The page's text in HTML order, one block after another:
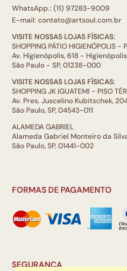
WhatsApp.: (11) 97283-9009
E-mail: contato@artsoul.com.br
VISITE NOSSAS LOJAS FÍSICAS:
SHOPPING PÁTIO HIGIENÓPOLIS -
Av. Higienópolis, 618 - Higienópolis
São Paulo - SP, 01238-000
VISITE NOSSAS LOJAS FÍSICAS:
SHOPPING JK IGUATEMI - PISO
Av. Pres. Juscelino Kubitschek,
São Paulo, SP, 04543-011
ALAMEDA GABRIEL
Alameda Gabriel Monteiro da
São Paulo, SP, 01441-002
FORMAS DE PAGAMENTO
SEGURANÇA